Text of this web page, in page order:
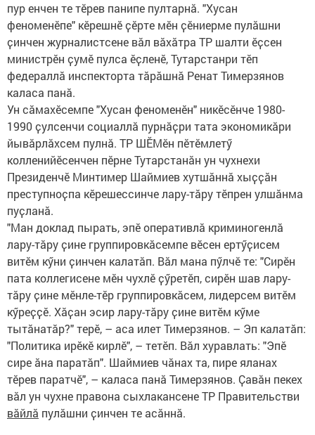
пур енчен те тӗрев панипе пултарнӑ. "Хусан
феноменӗпе" кӗрешнӗ ҫӗрте мӗн ҫӗниерме пулӑшни
ҫинчен журналистсене вӑл вӑхӑтра ТР шалти ӗҫсен
министрӗн ҫумӗ пулса ӗҫленӗ, Тутарстанри тӗп
федераллӑ инспекторта тӑрӑшнӑ Ренат Тимерзянов
каласа панӑ.
Ун сӑмахӗсемпе "Хусан феноменӗн" никӗсӗнче 1980-
1990 ҫулсенчи социаллӑ пурнӑҫри тата экономикӑри
йывӑрлӑхсем пулнӑ. ТР ШӖМӗн пӗтӗмлетӳ
колленийӗсенчен пӗрне Тутарстанӑн ун чухнехи
Президенчӗ Минтимер Шаймиев хутшӑннӑ хыҫҫӑн
преступноҫпа кӗрешессинче лару-тӑру тӗпрен улшӑнма
пуҫланӑ.
"Ман доклад пырать, эпӗ оперативлӑ криминогенлӑ
лару-тӑру ҫине группировкӑсемпе вӗсен ертӳҫисем
витӗм кӳни ҫинчен калатӑп. Вӑл мана пӳлчӗ те: "Сирӗн
пата коллегисене мӗн чухлӗ ҫӳретӗп, сирӗн шав лару-
тӑру ҫине мӗнле-тӗр группировкӑсем, лидерсем витӗм
кӳреҫҫӗ. Хӑҫан эсир лару-тӑру ҫине витӗм кӳме
тытӑнатӑр?" терӗ, – аса илет Тимерзянов. – Эп калатӑп:
"Политика ирӗкӗ кирлӗ", – тетӗп. Вӑл хуравлать: "Эпӗ
сире ӑна паратӑп". Шаймиев чӑнах та, пире яланах
тӗрев паратчӗ", – каласа панӑ Тимерзянов. Ҫавӑн пекех
вӑл ун чухне правона сыхлакансене ТР Правительстви
вӑйлӑ пулӑшни ҫинчен те асӑннӑ.